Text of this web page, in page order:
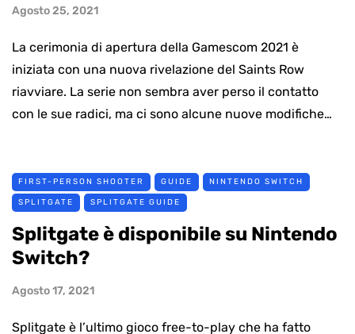
Agosto 25, 2021
La cerimonia di apertura della Gamescom 2021 è
iniziata con una nuova rivelazione del Saints Row
riavviare. La serie non sembra aver perso il contatto
con le sue radici, ma ci sono alcune nuove modifiche…
FIRST-PERSON SHOOTER GUIDE NINTENDO SWITCH
SPLITGATE SPLITGATE GUIDE
Splitgate è disponibile su Nintendo
Switch?
Agosto 17, 2021
Splitgate è l’ultimo gioco free-to-play che ha fatto